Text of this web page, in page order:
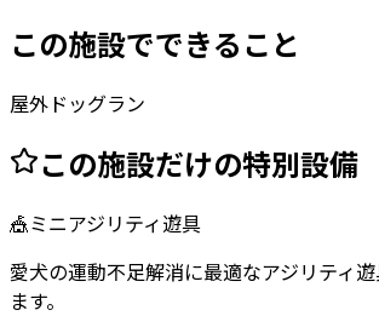
この施設でできること
屋外ドッグラン
この施設だけの特別設備
🎪ミニアジリティ遊具
愛犬の運動不足解消に最適なアジリティ
ます。